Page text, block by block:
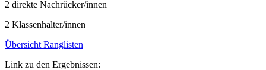
2 direkte Nachrücker/innen
2 Klassenhalter/innen
Übersicht Ranglisten
Link zu den Ergebnissen: